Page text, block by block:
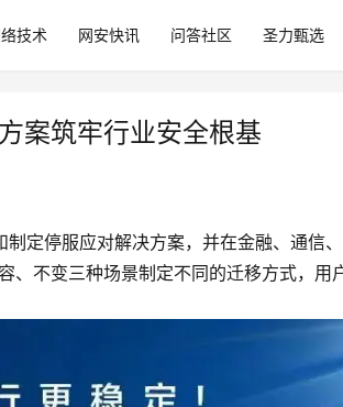
技术 网安快讯 问答社区 圣力甄选
案筑牢行业安全根基
定停服应对解决方案，并在金融、通信
、不变三种场景制定不同的迁移方式，用